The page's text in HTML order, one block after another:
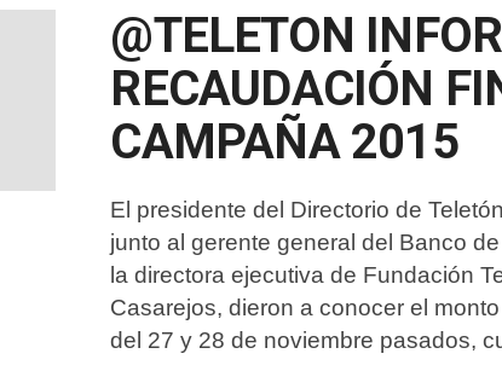
@TELETON
RECAUDACIÓN
CAMPAÑA 2015
El presidente del Directorio de
junto al gerente general del Banco
la directora ejecutiva de Fundación
Casarejos, dieron a conocer el
del 27 y 28 de noviembre pasados,